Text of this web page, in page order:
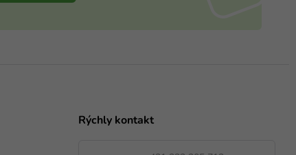
Rýchly kontakt